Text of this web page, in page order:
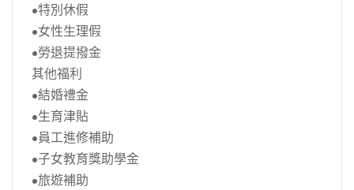
•特別休假
•女性生理假
•勞退提撥金
其他福利
•結婚禮金
•生育津貼
•員工進修補助
•子女教育獎助學金
•旅遊補助